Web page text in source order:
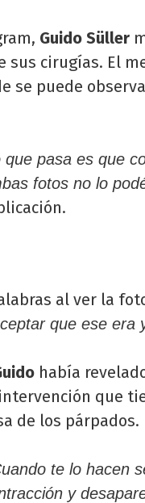
Guido Süller
sus cirugías. El
se puede
pasa es que
fotos no lo
al ver la
que ese era
había
que
de los párpados.
te lo hacen
y